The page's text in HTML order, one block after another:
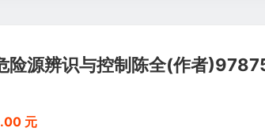
险源辨识与控制陈全(作者
元